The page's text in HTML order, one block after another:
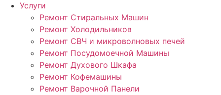
Услуги
Ремонт Стиральных Машин
Ремонт Холодильников
Ремонт СВЧ и микроволновых печей
Ремонт Посудомоечной Машины
Ремонт Духового Шкафа
Ремонт Кофемашины
Ремонт Варочной Панели